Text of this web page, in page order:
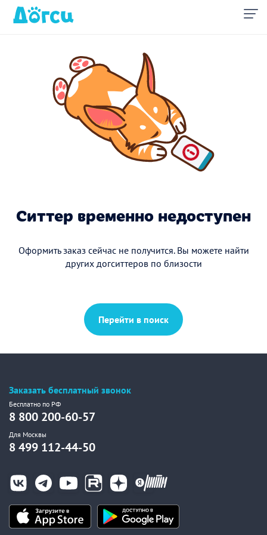
Ситтер временно недоступен
Оформить заказ сейчас не получится. Вы можете найти
других догситтеров по близости
Перейти в поиск
Заказать бесплатный звонок
Бесплатно по РФ
8 800 200-60-57
Для Москвы
8 499 112-44-50